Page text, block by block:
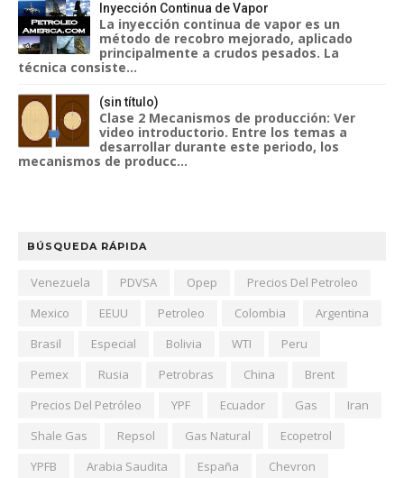
Inyección Continua de Vapor
La inyección continua de vapor es un
método de recobro mejorado, aplicado
principalmente a crudos pesados. La
técnica consiste...
(sin título)
Clase 2 Mecanismos de producción: Ver
video introductorio. Entre los temas a
desarrollar durante este periodo, los
mecanismos de producc...
BÚSQUEDA RÁPIDA
Venezuela PDVSA Opep
Precios Del Petroleo
Mexico
EEUU Petroleo Colombia
Argentina
Brasil
Especial Bolivia WTI
Peru
Pemex
Rusia Petrobras China
Brent
Precios Del Petróleo
YPF Ecuador Gas
Iran
Shale Gas
Repsol Gas Natural
Ecopetrol
YPFB
Arabia Saudita España
Chevron